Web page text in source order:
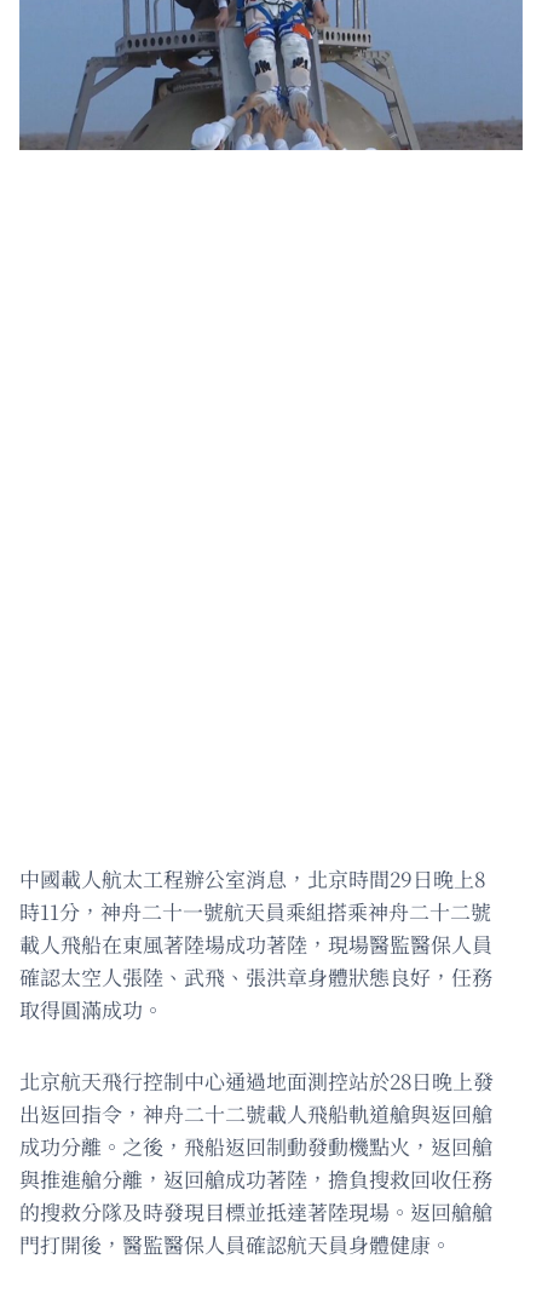
中國載人航太工程辦公室消息，北京時間29日晚上8
時11分，神舟二十一號航天員乘組搭乘神舟二十二號
載人飛船在東風著陸場成功著陸，現場醫監醫保人員
確認太空人張陸、武飛、張洪章身體狀態良好，任務
取得圓滿成功。
北京航天飛行控制中心通過地面測控站於28日晚上發
出返回指令，神舟二十二號載人飛船軌道艙與返回艙
成功分離。之後，飛船返回制動發動機點火，返回艙
與推進艙分離，返回艙成功著陸，擔負搜救回收任務
的搜救分隊及時發現目標並抵達著陸現場。返回艙艙
門打開後，醫監醫保人員確認航天員身體健康。